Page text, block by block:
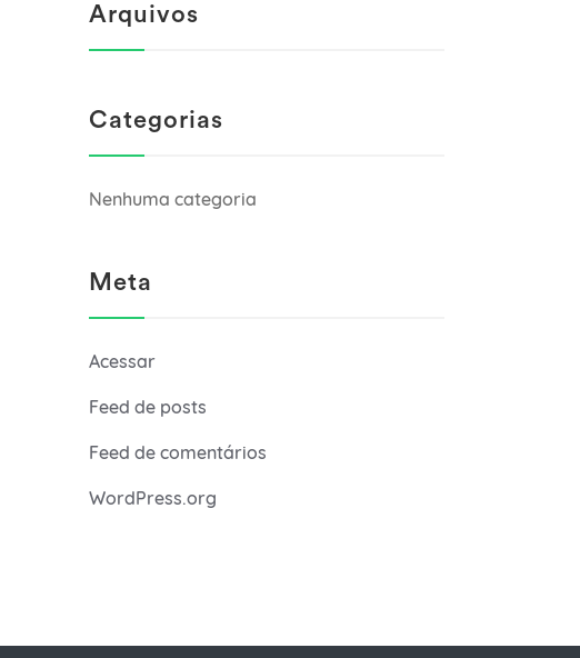
Arquivos
Categorias
Nenhuma categoria
Meta
Acessar
Feed de posts
Feed de comentários
WordPress.org